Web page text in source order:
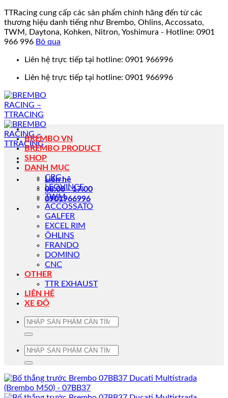
TTRacing cung cấp các sản phẩm chính hãng đến từ các
thương hiệu danh tiếng như Brembo, Ohlins, Accossato,
TWM, Daytona, Kohken, Nitron, Yoshimura - Hotline: 0901
966 996 Bỏ qua
Liên hệ trực tiếp tại hotline: 0901 966996
Liên hệ trực tiếp tại hotline: 0901 966996
Liên hệ
08:00 - 17:00
0901966996
BREMBO VN
BREMBO PRODUCT
SHOP
DANH MỤC
CRG
LEOVINCE
TWM
ACCOSSATO
GALFER
EXCEL RIM
ÖHLINS
FRANDO
DOMINO
CNC
OTHER
TTR EXHAUST
LIÊN HỆ
XE ĐỘ
Tìm
Tìm